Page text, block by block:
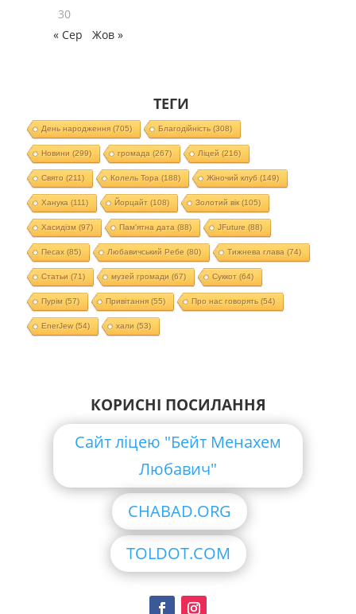
30
« Сер
Жов »
ТЕГИ
День народження(705) Благодійність(308)
Новини (299) громада (267) Ліцей (216)
Свято (211) Колель Тора (188) Жіночий клуб (149)
Ханука (111) Йорцайт (108) Золотий вік(105)
Хасидізм (97) Пам'ятна дата (88) JFuture (88)
Песах(85) Любавичський Ребе (80) Тижнева глава (74)
Статьи (71) музей громади (67) Суккот (64)
Пурім (57) Привітання(55) Про нас говорять(54)
EnerJew(54) хали (53)
КОРИСНІ ПОСИЛАННЯ
Сайт ліцею "Бейт Менахем
Любавич"
CHABAD.ORG
TOLDOT.COM